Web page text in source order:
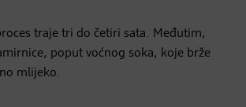
traje tri do četiri sata. Međutim,
poput voćnog soka, koje brže
mlijeko.